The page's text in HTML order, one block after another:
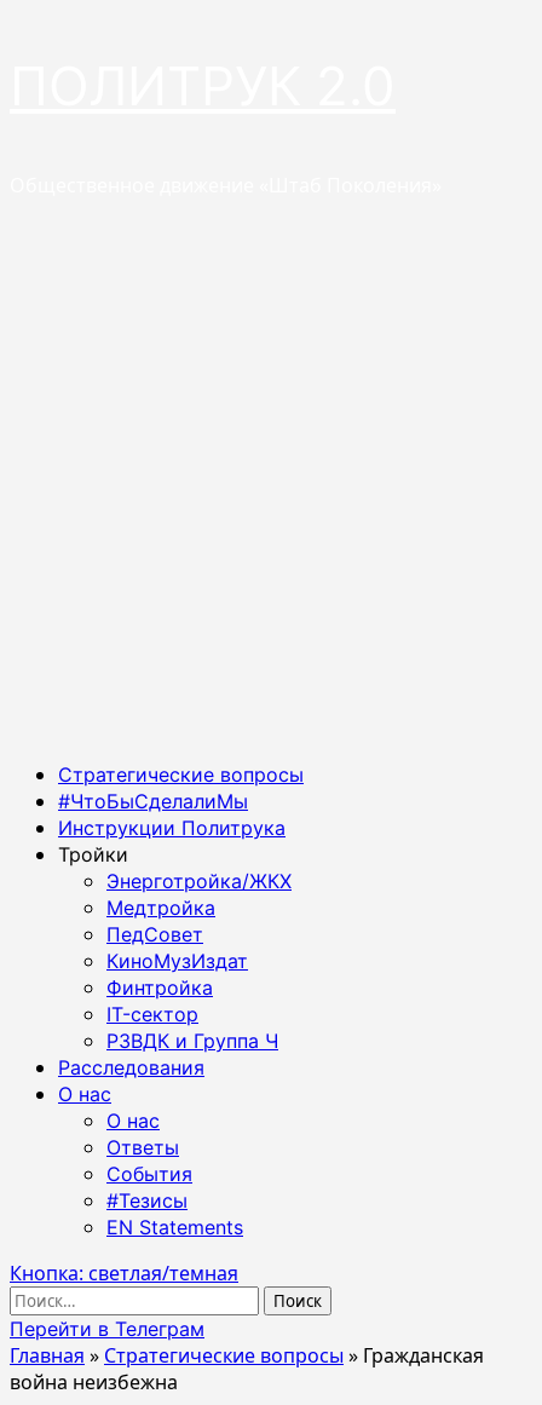
Основное
меню
Стратегические вопросы
#ЧтоБыСделалиМы
Инструкции Политрука
Тройки
Энерготройка/ЖКХ
Медтройка
ПедСовет
КиноМузИздат
Финтройка
IT-сектор
РЗВДК и Группа Ч
Расследования
О нас
О нас
Ответы
События
#Тезисы
EN Statements
Кнопка: светлая/темная
Найти:
Перейти в Телеграм
Главная » Стратегические вопросы » Гражданская
война неизбежна